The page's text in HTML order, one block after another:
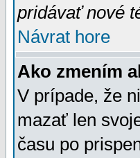
pridávať nové
Návrat hore
Ako zmením
V prípade, že
mazať len
času po